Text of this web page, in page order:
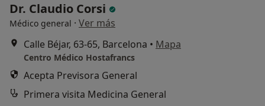
Dr. Claudio Corsi
Médico general · Ver más
Calle Béjar, 63-65, Barcelona • Mapa
Centro Médico Hostafrancs
Acepta Previsora General
Primera visita Medicina General